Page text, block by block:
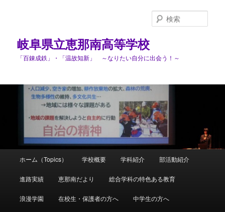
岐阜県立恵那南高等学校
「百錬成鉄」・「温故知新」 ～なりたい自分に出会う！～
索
メ
イ
ン
ホーム（Topics） 学校概要 学科紹介 部活動紹介
進路実績 恵那南だより 総合学科の特色ある教育
浪漫学園 在校生・保護者の方へ 中学生の方へ